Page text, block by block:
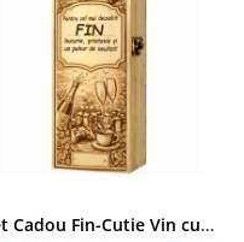
Set Cadou Fin-Cutie Vin cu Vin si Breloc Personalizate